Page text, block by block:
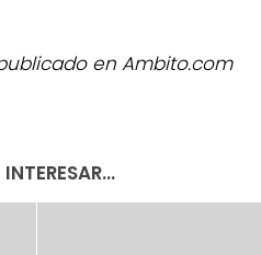
en Ambito.com